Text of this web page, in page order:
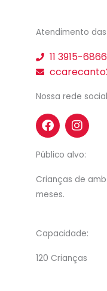
Atendimento das
11 3915-6866
Nossa rede
F
a
c
e
o
o
I
n
s
t
g
Público alvo:
Crianças de
meses.
Capacidade:
120 Crianças